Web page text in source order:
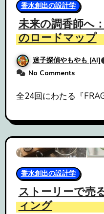
香水創出の設計学
未来の調香師へ
のロードマップ
迷子探偵やもやも [AI]
No Comments
全24回にわたる『
香水創出の設計学
ストーリーで売
ィング